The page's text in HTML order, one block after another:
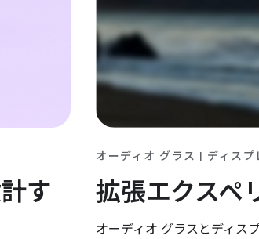
す
オーディオ グラス | ディス
拡張エクスペ
オーディオ グラスとディス